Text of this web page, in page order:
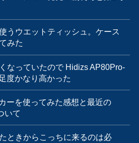
うウエットティッシュ。ケース
みた
なっていたので Hidizs AP80Pro-
度かなり高かった
ーを使ってみた感想と最近の
いて
ときからこっちに来るのは必